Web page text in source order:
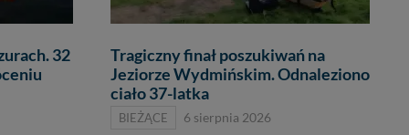
32
Tragiczny finał poszukiwań na
Jeziorze Wydmińskim. Odnaleziono
ciało 37-latka
BIEŻĄCE 6 sierpnia 2026